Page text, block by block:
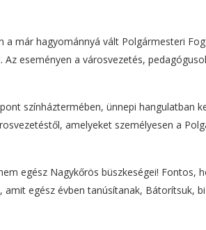
már hagyománnyá vált Polgármesteri
eseményen a városvezetés,
színháztermében, ünnepi hangulatban
amelyeket személyesen a
egész Nagykőrös büszkeségei! Fontos,
egész évben tanúsítanak, Bátorítsuk,